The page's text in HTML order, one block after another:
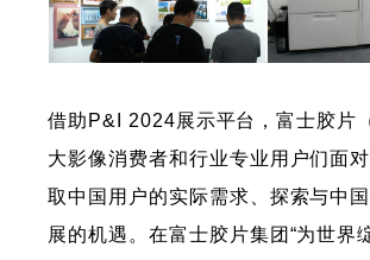
借助P&I 2024展示平台，富士胶片
大影像消费者和行业专业用户们面
取中国用户的实际需求、探索与中
展的机遇。在富士胶片集团“为世界